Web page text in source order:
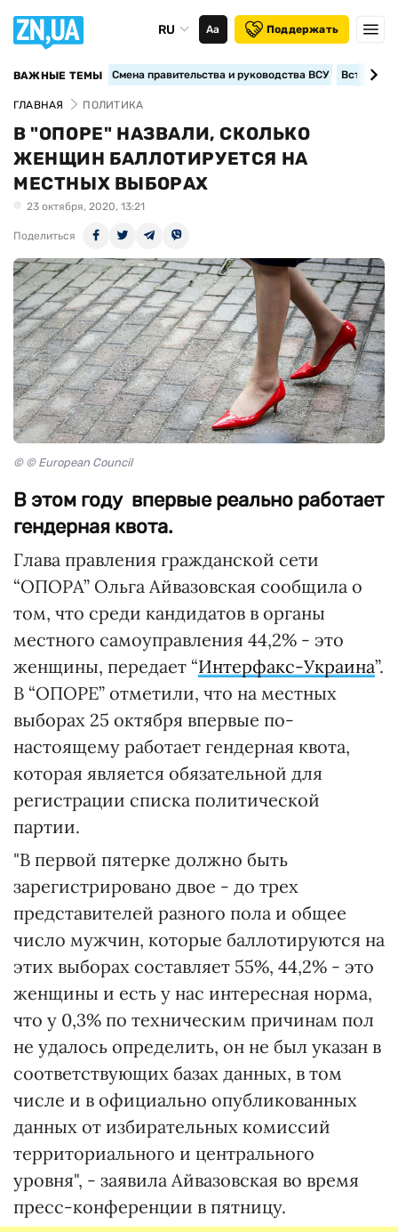
RU Аа Поддержать
ВАЖНЫЕ ТЕМЫ Смена правительства и руководства ВСУ
ГЛАВНАЯ ПОЛИТИКА
В "ОПОРЕ" НАЗВАЛИ, СКОЛЬКО
ЖЕНЩИН БАЛЛОТИРУЕТСЯ НА
МЕСТНЫХ ВЫБОРАХ
23 октября, 2020, 13:21
Поделиться
© © European Council
В этом году впервые реально работает
гендерная квота.
Глава правления гражданской сети
“ОПОРА” Ольга Айвазовская сообщила о
том, что среди кандидатов в органы
местного самоуправления 44,2% - это
женщины, передает “Интерфакс-Украина”.
В “ОПОРЕ” отметили, что на местных
выборах 25 октября впервые по-
настоящему работает гендерная квота,
которая является обязательной для
регистрации списка политической
партии.
"В первой пятерке должно быть
зарегистрировано двое - до трех
представителей разного пола и общее
число мужчин, которые баллотируются на
этих выборах составляет 55%, 44,2% - это
женщины и есть у нас интересная норма,
что у 0,3% по техническим причинам пол
не удалось определить, он не был указан в
соответствующих базах данных, в том
числе и в официально опубликованных
данных от избирательных комиссий
территориального и центрального
уровня", - заявила Айвазовская во время
пресс-конференции в пятницу.